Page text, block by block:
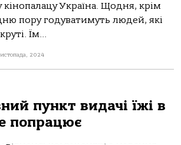
кінопалацу Україна. Щодня, крім
пору годуватимуть людей, які
Їм...
2024
пункт видачі їжі в
попрацює